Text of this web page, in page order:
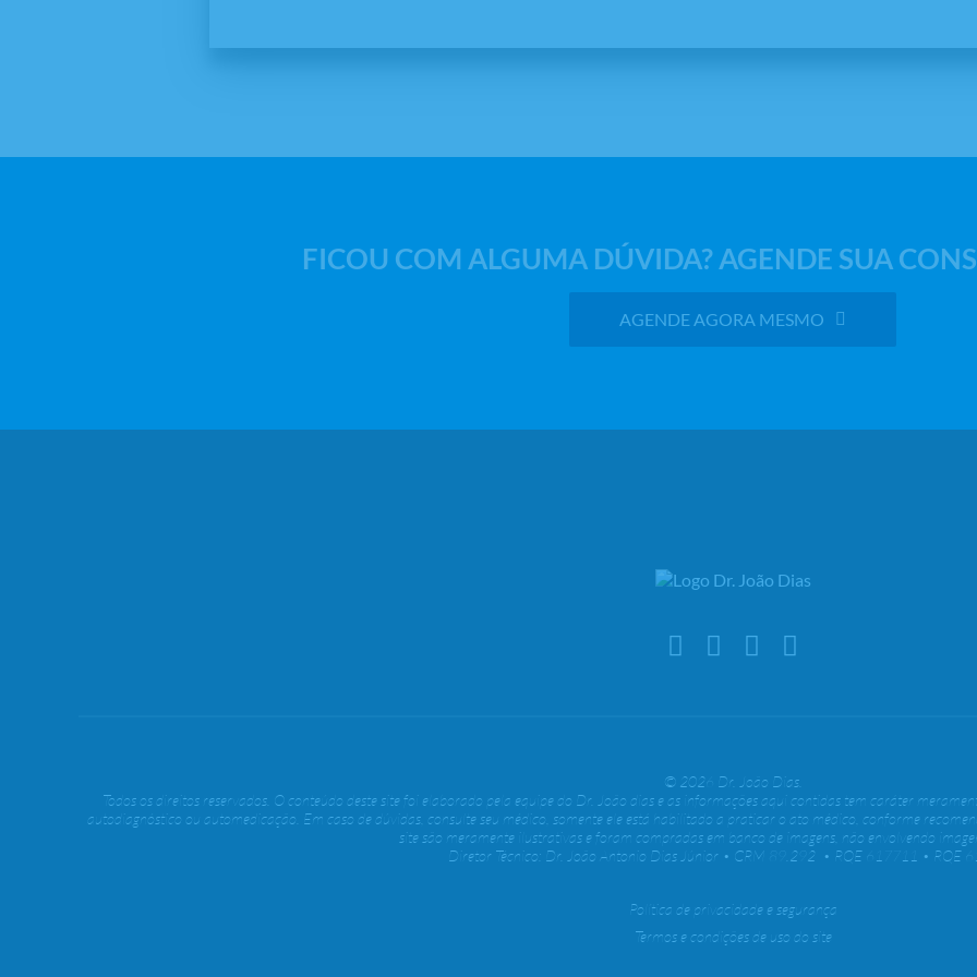
FICOU COM ALGUMA DÚVIDA? AGENDE SUA
AGENDE AGORA MESMO
© 2026 Dr. João Dias.
Todos os direitos reservados. O conteúdo deste site foi elaborado pela equipe do Dr. João dias e as informações aqui contidas tem caráter
autodiagnóstico ou automedicação. Em caso de dúvidas, consulte seu médico, somente ele está habilitado a praticar o ato médico, conforme
site são meramente ilustrativas e foram compradas em banco de imagens, não envolvendo
Diretor Técnico: Dr. João Antonio Dias Júnior • CRM 89.292 • RQE 617711 • RQE
Política de privacidade e segurança
Termos e condições de uso do site